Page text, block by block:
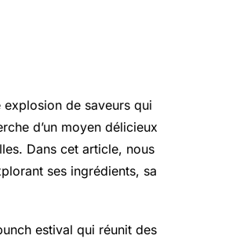
explosion de saveurs qui
d’un moyen délicieux
Dans cet article, nous
ses ingrédients, sa
estival qui réunit des